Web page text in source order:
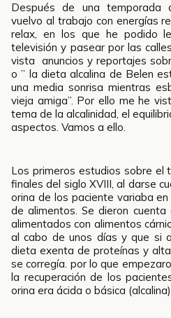
Después de una temporada
vuelvo al trabajo con energías
relax, en los que he podido
televisión y pasear por las
vista anuncios y reportajes
o ” la dieta alcalina de Belen
una media sonrisa mientras
vieja amiga”. Por ello me he
tema de la alcalinidad, el
aspectos. Vamos a ello.
Los primeros estudios sobre el
finales del siglo XVIII, al darse
orina de los paciente variaba
de alimentos. Se dieron
alimentados con alimentos
al cabo de unos días y que si
dieta exenta de proteínas y
se corregía. por lo que
la recuperación de los
orina era ácida o básica